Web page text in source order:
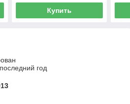
Купить
год